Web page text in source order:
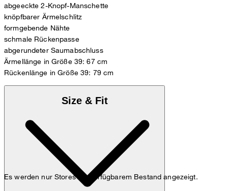
Es werden nur Stores mit verfügbarem Bestand angezeigt.
abgeeckte 2-Knopf-Manschette
knöpfbarer Ärmelschlitz
formgebende Nähte
schmale Rückenpasse
abgerundeter Saumabschluss
Ärmellänge in Größe 39: 67 cm
Rückenlänge in Größe 39: 79 cm
Size & Fit